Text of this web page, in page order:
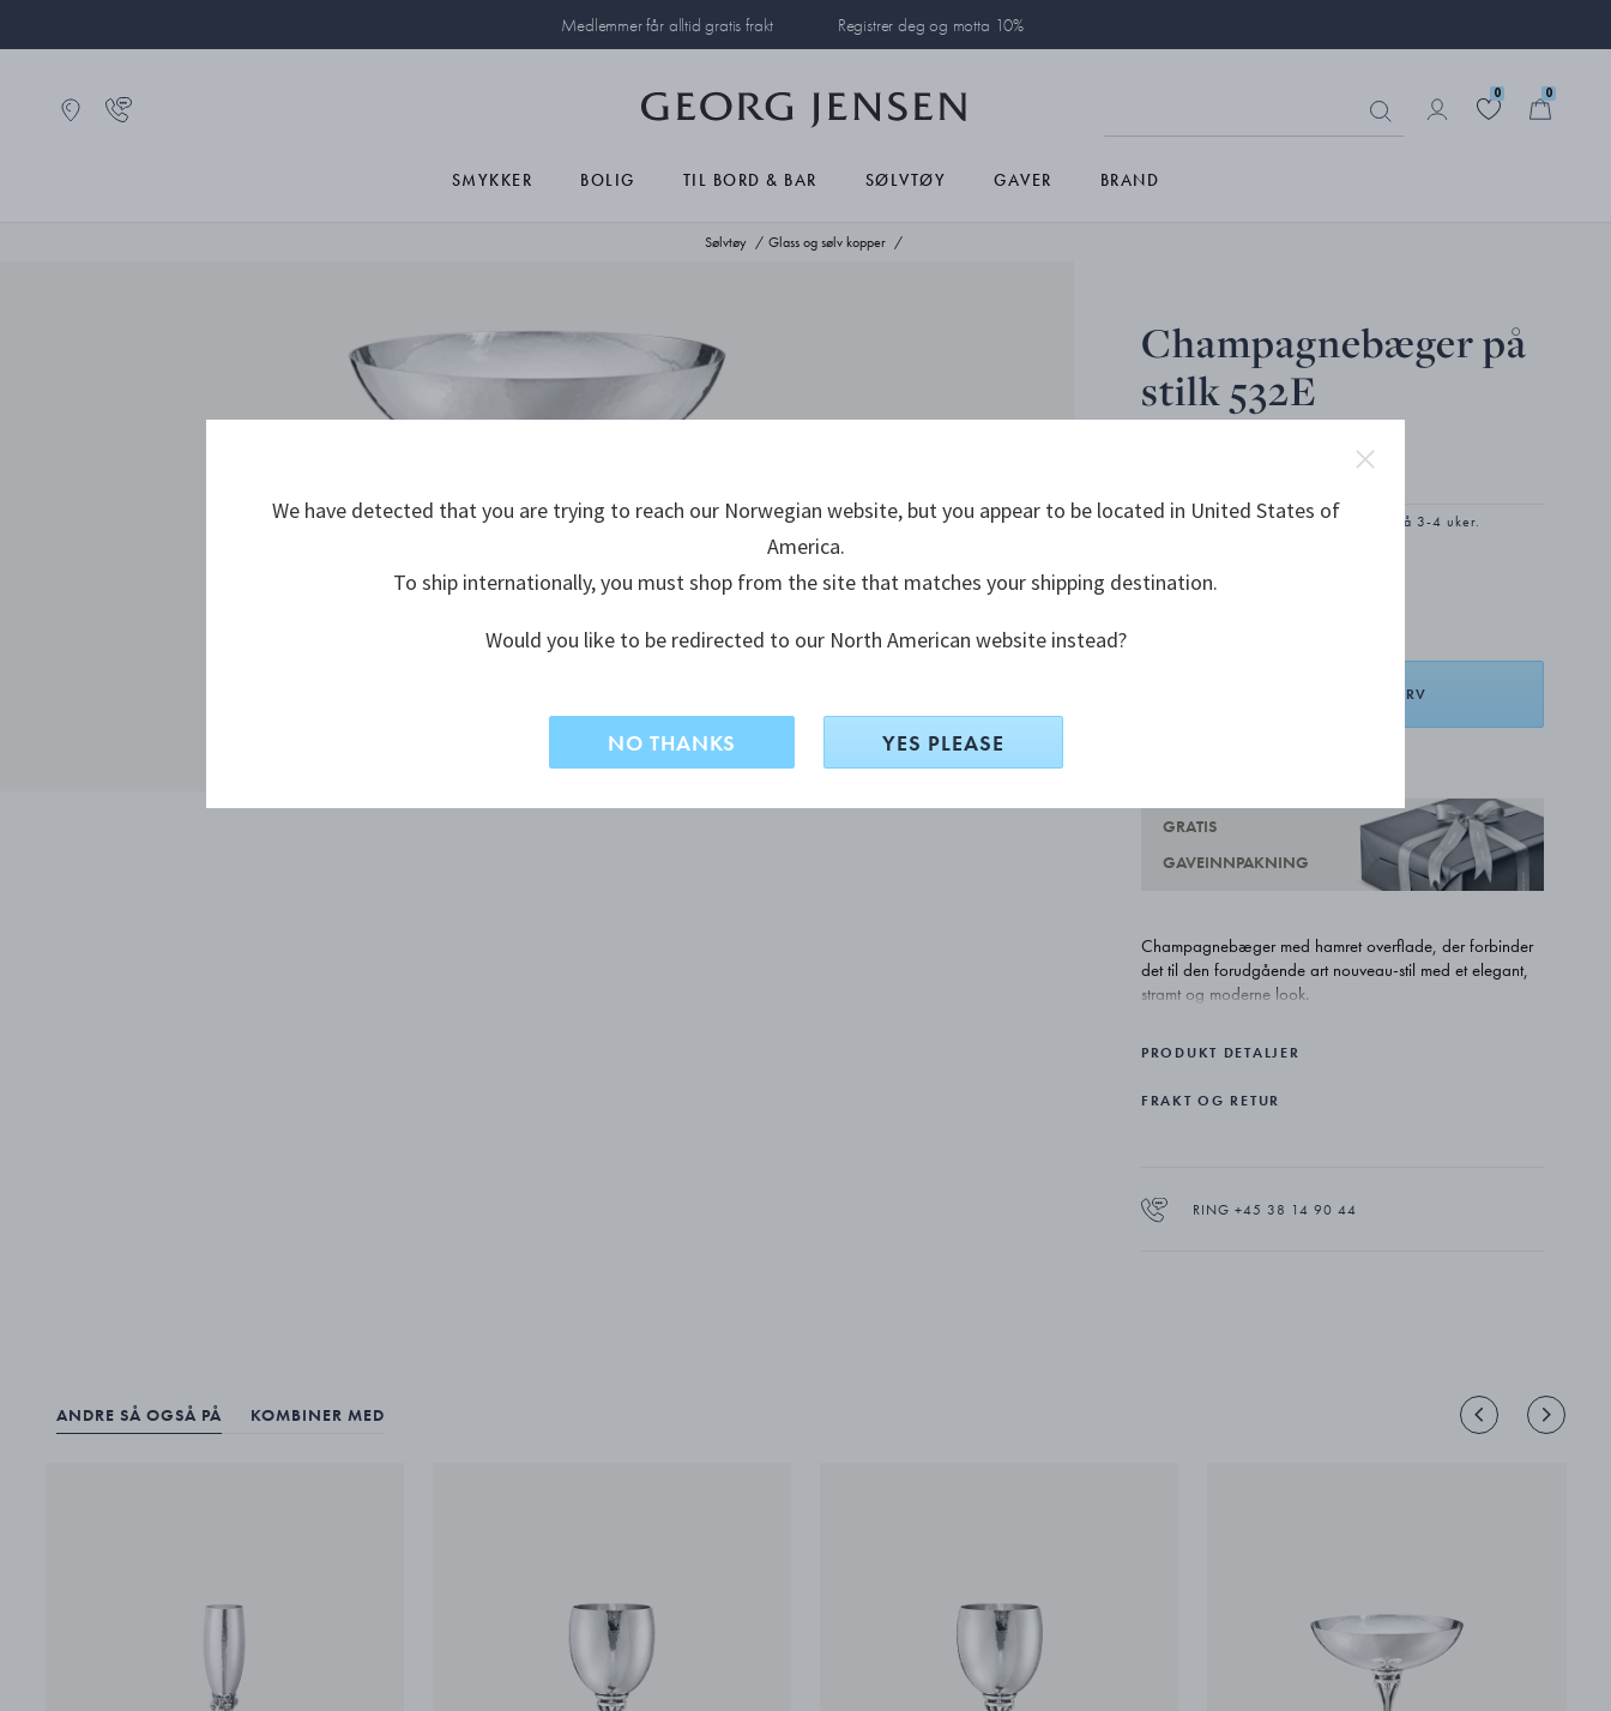
Medlemmer får alltid gratis frakt Registrer deg og motta 10%
0 0
SMYKKER BOLIG TIL BORD & BAR SØLVTØY GAVER BRAND
Sølvtøy Glass og sølv kopper
Champagnebæger på
stilk 532E
Produktet har en utvidet leveringstid på 3-4 uker.
kr 48 000,00
LEGG I HANDLEKURV
GRATIS
GAVEINNPAKNING
Champagnebæger med hamret overflade, der forbinder
det til den forudgående art nouveau-stil med et elegant,
stramt og moderne look.
PRODUKT DETALJER
FRAKT OG RETUR
RING +45 38 14 90 44
ANDRE SÅ OGSÅ PÅ KOMBINER MED
We have detected that you are trying to reach our Norwegian website, but you appear to be located in United States of
America.
To ship internationally, you must shop from the site that matches your shipping destination.
Would you like to be redirected to our North American website instead?
NO THANKS YES PLEASE